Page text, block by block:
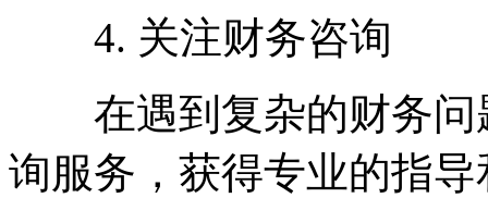
4. 关注财务咨询
在遇到复杂的财务问
询服务，获得专业的指